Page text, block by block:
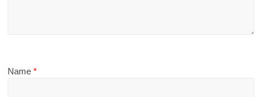
Name*